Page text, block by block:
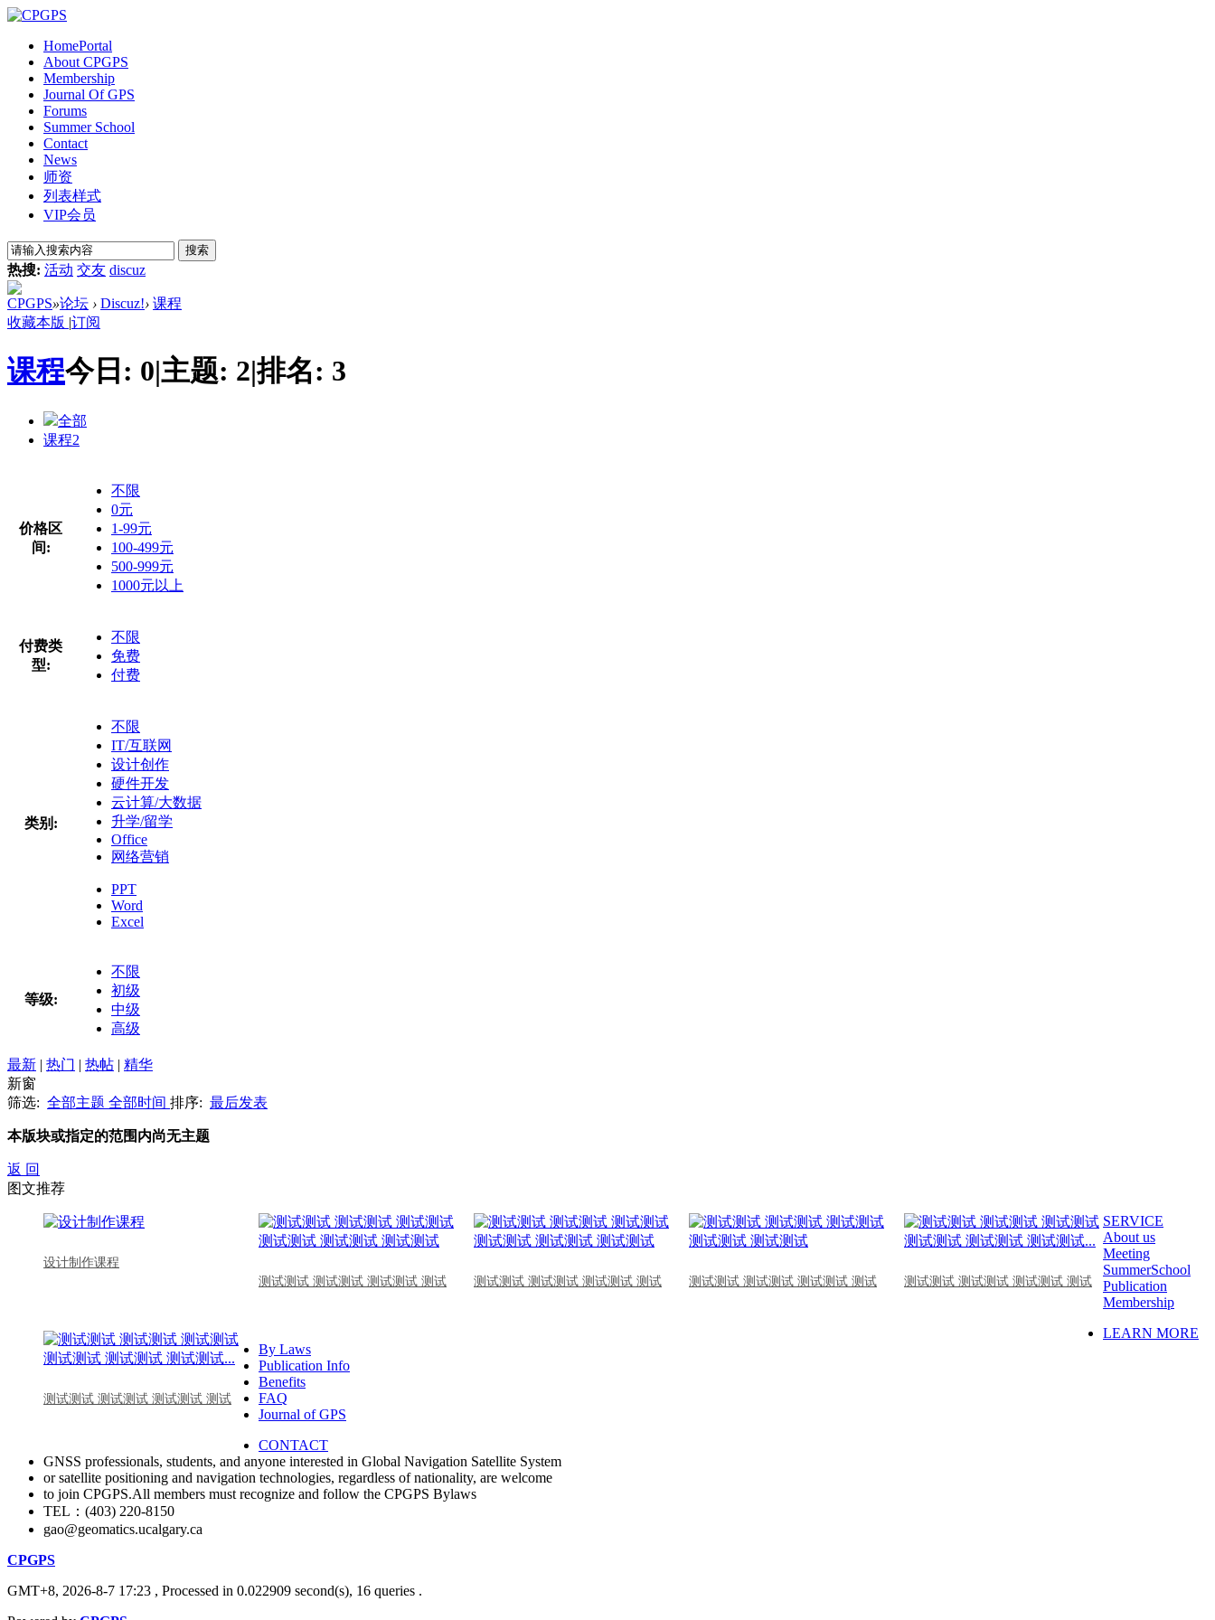
HomePortal
About CPGPS
Membership
Journal Of GPS
Forums
Summer School
Contact
News
师资
列表样式
VIP会员
搜索
热搜: 活动 交友 discuz
CPGPS»论坛 › Discuz!› 课程
收藏本版 |订阅
课程今日: 0|主题: 2|排名: 3
全部
课程2
价格区
间:
不限
0元
1-99元
100-499元
500-999元
1000元以上
付费类
型:
不限
免费
付费
类别:
不限
IT/互联网
设计创作
硬件开发
云计算/大数据
升学/留学
Office
网络营销
PPT
Word
Excel
等级:
不限
初级
中级
高级
最新 | 热门 | 热帖 | 精华
新窗
筛选: 全部主题 全部时间 排序: 最后发表
本版块或指定的范围内尚无主题
返 回
图文推荐
设计制作课程
测试测试 测试测试 测试测试 测试
测试测试 测试测试 测试测试 测试 测试测试 测试测试 测试测试 测试 测试测试 测试测试 测试测试 测试
测试测试 测试测试 测试测试 测试
SERVICE
About us
Meeting
SummerSchool
Publication
Membership
LEARN MORE
By Laws
Publication Info
Benefits
FAQ
Journal of GPS
CONTACT
GNSS professionals, students, and anyone interested in Global Navigation Satellite System
or satellite positioning and navigation technologies, regardless of nationality, are welcome
to join CPGPS.All members must recognize and follow the CPGPS Bylaws
TEL：(403) 220-8150
gao@geomatics.ucalgary.ca
CPGPS
GMT+8, 2026-8-7 17:23 , Processed in 0.022909 second(s), 16 queries .